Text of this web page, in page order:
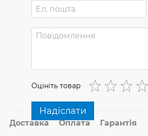
Оцініть товар
Надіслати
Доставка Оплата Гарантія